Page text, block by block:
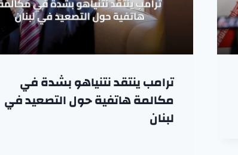
ترامب ينتقد نتنياهو بشدة في
مكالمة هاتفية حول التصعيد في
لبنان